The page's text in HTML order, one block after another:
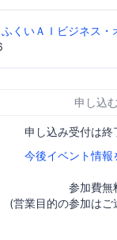
いＡＩビジネス・
申し込む
申し込み受付は終
今後イベント情報
参加費無
(営業目的の参加はご